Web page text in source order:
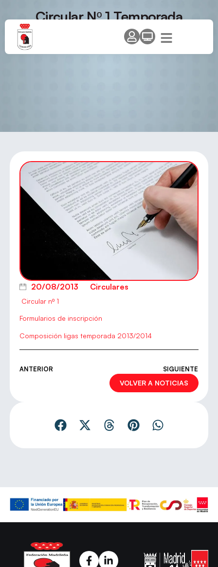
Circular Nº 1 Temporada
2013/14 – Inscripciones clubes
y equipos temporada 13/14
20/08/2013 Circulares
Circular nº 1
Formularios de inscripción
Composición ligas temporada 2013/2014
ANTERIOR SIGUIENTE
VOLVER A NOTICIAS